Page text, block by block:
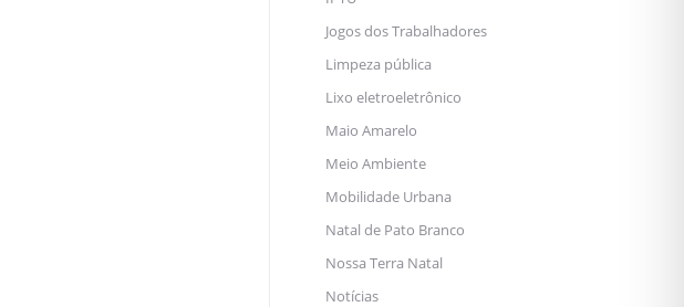
Jogos dos Trabalhadores
Limpeza pública
Lixo eletroeletrônico
Maio Amarelo
Meio Ambiente
Mobilidade Urbana
Natal de Pato Branco
Nossa Terra Natal
Notícias